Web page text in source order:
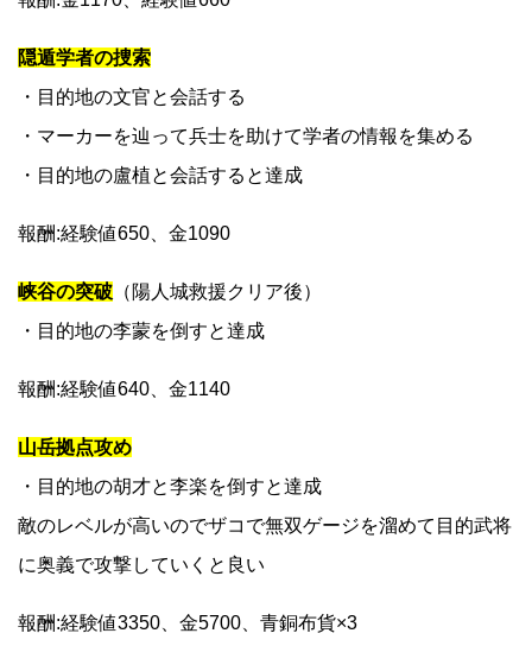
隠遁学者の捜索
・目的地の文官と会話する
・マーカーを辿って兵士を助けて学者の情報を集める
・目的地の盧植と会話すると達成
報酬:経験値650、金1090
峡谷の突破 （陽人城救援クリア後）
・目的地の李蒙を倒すと達成
報酬:経験値640、金1140
山岳拠点攻め
・目的地の胡才と李楽を倒すと達成
敵のレベルが高いのでザコで無双ゲージを溜めて目的武将
に奥義で攻撃していくと良い
報酬:経験値3350、金5700、青銅布貨×3